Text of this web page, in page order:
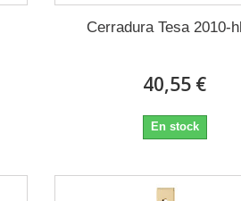
Cerradura Tesa 2010-
40,55 €
En stock